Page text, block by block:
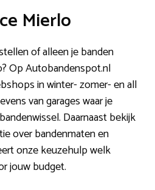
Mierlo
of alleen je banden
Op Autobandenspot.nl
in winter- zomer- en all
van garages waar je
Daarnaast bekijk
over bandenmaten en
onze keuzehulp welk
jouw budget.